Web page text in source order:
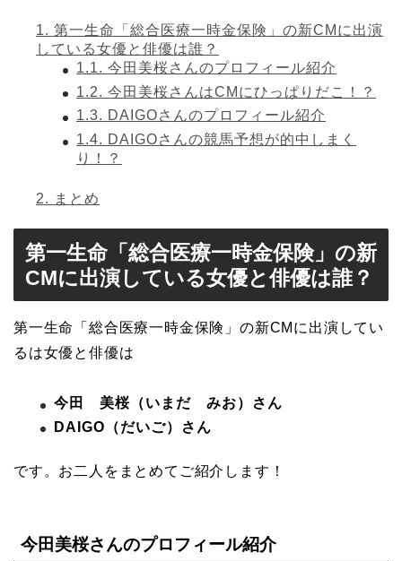
1. 第一生命「総合医療一時金保険」の新CMに出演
している女優と俳優は誰？
1.1. 今田美桜さんのプロフィール紹介
1.2. 今田美桜さんはCMにひっぱりだこ！？
1.3. DAIGOさんのプロフィール紹介
1.4. DAIGOさんの競馬予想が的中しまく
り！？
2. まとめ
第一生命「総合医療一時金保険」の新
CMに出演している女優と俳優は誰？
第一生命「総合医療一時金保険」の新CMに出演してい
るは女優と俳優は
今田 美桜（いまだ みお）さん
DAIGO（だいご）さん
です。お二人をまとめてご紹介します！
今田美桜さんのプロフィール紹介